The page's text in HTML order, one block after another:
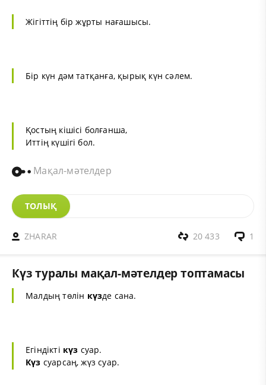
Жігіттің бір жұрты нағашысы.
Бір күн дәм татқанға, қырық күн сәлем.
Қостың кішісі болғанша,
Иттің күшігі бол.
Мақал-мәтелдер
ТОЛЫҚ
ZHARAR 1
20 433
Күз туралы мақал-мәтелдер топтамасы
Малдың төлін күзде сана.
Егіндікті күз суар.
Күз суарсаң, жүз суар.